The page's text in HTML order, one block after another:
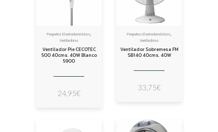
Pequeños Electrodomésticos,
Ventiladores
Ventilador Pie CECOTEC
500 40cms. 40W Blanco
5900
24,95€
Pequeños Electrodomésticos,
Ventiladores
Ventilador Sobremesa FM
SB140 40cms. 40W
33,75€